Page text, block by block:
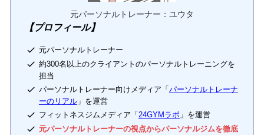
元パーソナルトレーナー：ユウタ
【プロフィール】
元パーソナルトレーナー
約300名以上のクライアントのパーソナルトレーニングを
担当
パーソナルトレーナー向けメディア「 パーソナルトレーナ
ーのリアル」を運営
フィットネスジムメディア「 24GYMラボ」を運営
元パーソナルトレーナーの視点からパーソナルジムを徹底